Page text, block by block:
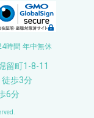
時間 年中無休
留町1-8-11
徒歩3分
6分